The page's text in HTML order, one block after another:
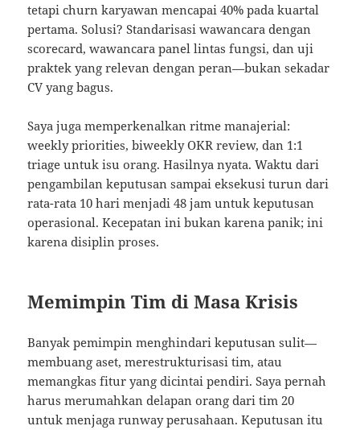
tetapi churn karyawan mencapai 40% pada kuartal
pertama. Solusi? Standarisasi wawancara dengan
scorecard, wawancara panel lintas fungsi, dan uji
praktek yang relevan dengan peran—bukan sekadar
CV yang bagus.
Saya juga memperkenalkan ritme manajerial:
weekly priorities, biweekly OKR review, dan 1:1
triage untuk isu orang. Hasilnya nyata. Waktu dari
pengambilan keputusan sampai eksekusi turun dari
rata-rata 10 hari menjadi 48 jam untuk keputusan
operasional. Kecepatan ini bukan karena panik; ini
karena disiplin proses.
Memimpin Tim di Masa Krisis
Banyak pemimpin menghindari keputusan sulit—
membuang aset, merestrukturisasi tim, atau
memangkas fitur yang dicintai pendiri. Saya pernah
harus merumahkan delapan orang dari tim 20
untuk menjaga runway perusahaan. Keputusan itu